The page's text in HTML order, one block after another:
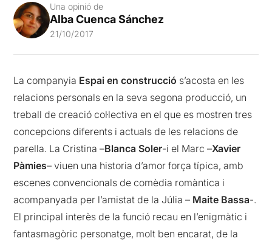
Una opinió de
Alba Cuenca Sánchez
21/10/2017
La companyia Espai en construcció s’acosta en les
relacions personals en la seva segona producció, un
treball de creació col·lectiva en el que es mostren tres
concepcions diferents i actuals de les relacions de
parella. La Cristina –Blanca Soler-i el Marc –Xavier
Pàmies– viuen una historia d’amor força típica, amb
escenes convencionals de comèdia romàntica i
acompanyada per l’amistat de la Júlia – Maite Bassa-.
El principal interès de la funció recau en l’enigmàtic i
fantasmagòric personatge, molt ben encarat, de la